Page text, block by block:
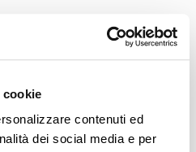
contenuti ed
dei social media e per
– risvolti giuridici
sotto-categoria denominata “Dark net” è, per
Read more